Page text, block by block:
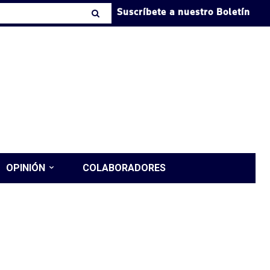
Suscríbete a nuestro Boletín
OPINIÓN COLABORADORES